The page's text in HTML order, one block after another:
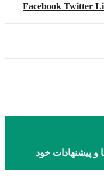
Facebook Twitter
پیشنهادات خود